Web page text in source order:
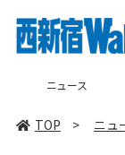
ニュース
TOP > ニュ